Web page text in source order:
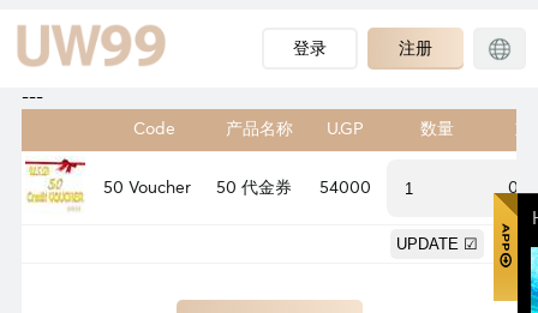
登录 注册
---
Code 产品名称 U.GP 数量 重
50 Voucher 50 代金券 54000